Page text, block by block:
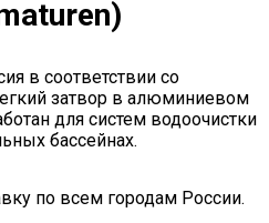
в соответствии со
затвор в алюминиевом
для систем водоочистки
бассейнах.
по всем городам России.